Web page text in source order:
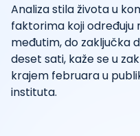
Analiza stila života u
faktorima koji određuju
međutim, do zaključka
deset sati, kaže se u
krajem februara u
instituta.